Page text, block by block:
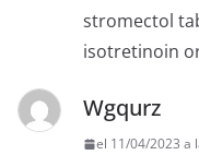
stromectol
isotretinoin
Wgqurz
el 11/04/2023 a